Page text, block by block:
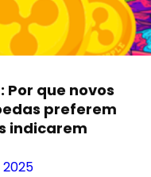
Por que novos
preferem
indicarem